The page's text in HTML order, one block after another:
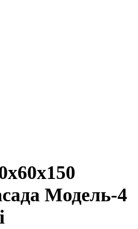
Модель-4